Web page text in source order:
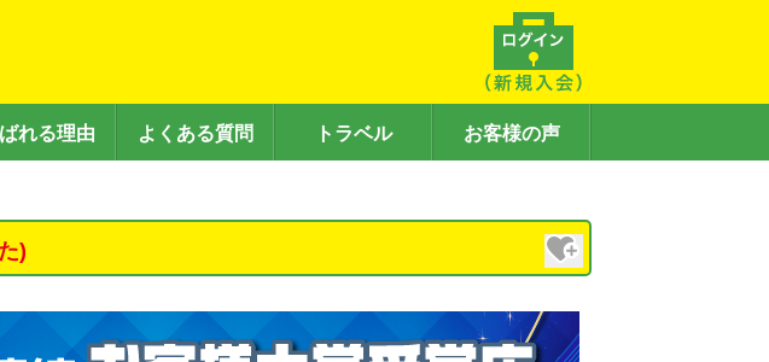
れる理由 よくある質問 トラベル お客様の声
)